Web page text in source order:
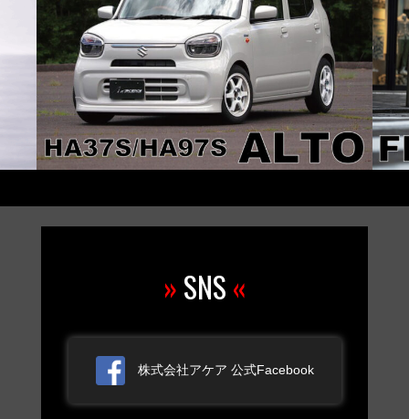
»SNS«
株式会社アケア 公式Facebook